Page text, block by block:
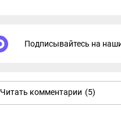
Подписывайтесь на
Читать комментарии (5)